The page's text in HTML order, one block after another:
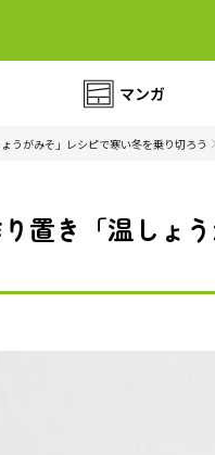
マンガ
うがみそ」レシピで寒い冬を乗り切ろう
置き「温しょ